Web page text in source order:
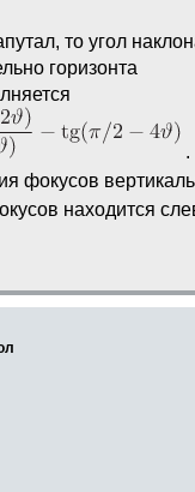
то угол
горизонта
.
фокусов
находится